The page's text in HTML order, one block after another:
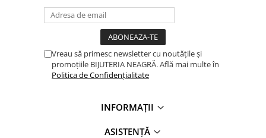
Vreau să primesc newsletter cu noutățile și
promoțiile BIJUTERIA NEAGRĂ. Află mai multe în
Politica de Confidențialitate
INFORMAȚII
ASISTENȚĂ